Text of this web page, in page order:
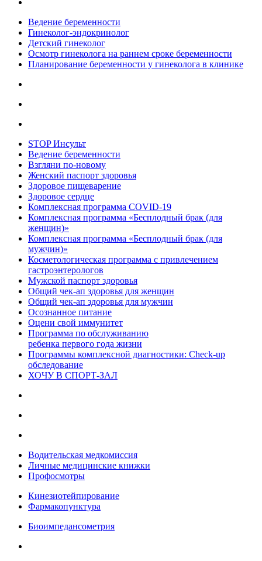
Ведение беременности
Гинеколог-эндокринолог
Детский гинеколог
Осмотр гинеколога на раннем сроке беременности
Планирование беременности у гинеколога в клинике
STOP Инсульт
Ведение беременности
Взгляни по-новому
Женский паспорт здоровья
Здоровое пищеварение
Здоровое сердце
Комплексная программа COVID-19
Комплексная программа «Бесплодный брак (для
женщин)»
Комплексная программа «Бесплодный брак (для
мужчин)»
Косметологическая программа с привлечением
гастроэнтерологов
Мужской паспорт здоровья
Общий чек-ап здоровья для женщин
Общий чек-ап здоровья для мужчин
Осознанное питание
Оцени свой иммунитет
Программа по обслуживанию
ребенка первого года жизни
Программы комплексной диагностики: Check-up
обследование
ХОЧУ В CПОРТ-ЗАЛ
Водительская медкомиссия
Личные медицинские книжки
Профосмотры
Кинезиотейпирование
Фармакопунктура
Биоимпедансометрия